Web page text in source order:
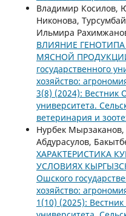
Владимир Косилов,
Никонова,
Ильмира
ВЛИЯНИЕ
МЯСНОЙ
государственного
хозяйство:
3(8) (2024): Вестник
университета.
ветеринария и
Нурбек Мырзаканов,
Абдурасулов,
ХАРАКТЕРИСТИКА
УСЛОВИЯХ
Ошского
хозяйство:
1(10) (2025):